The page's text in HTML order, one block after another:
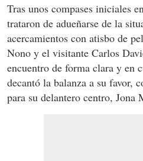
Tras unos compases iniciales
trataron de adueñarse de la
acercamientos con atisbo de
Nono y el visitante Carlos
encuentro de forma clara y en
decantó la balanza a su favor,
para su delantero centro, Jona